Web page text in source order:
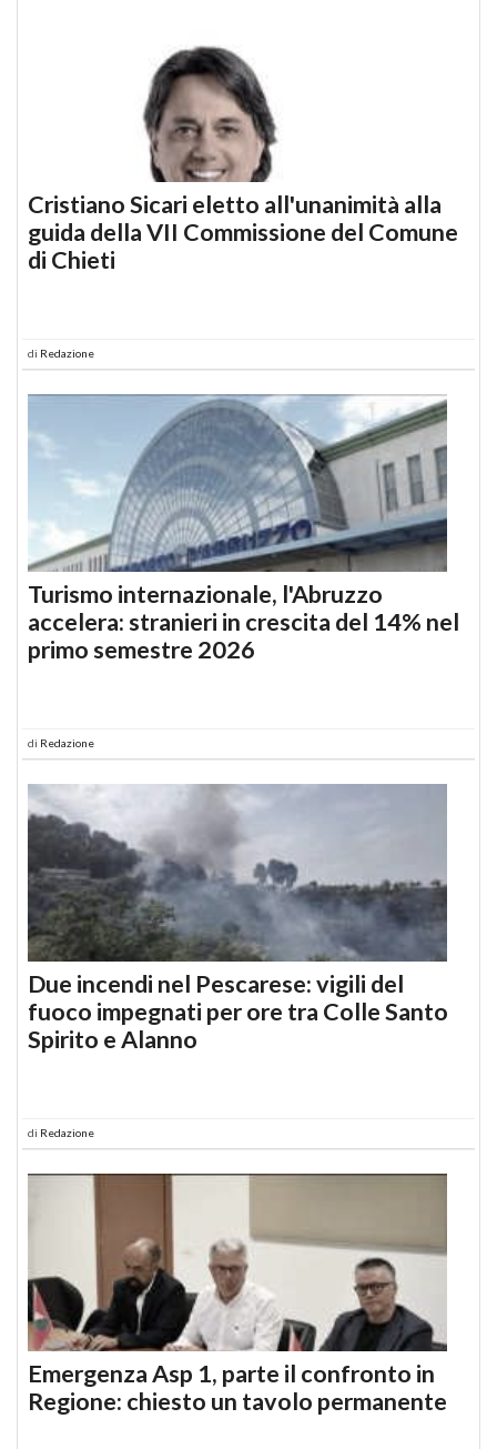
Cristiano Sicari eletto all'unanimità alla
guida della VII Commissione del Comune
di Chieti
di Redazione
Turismo internazionale, l'Abruzzo
accelera: stranieri in crescita del 14% nel
primo semestre 2026
di Redazione
Due incendi nel Pescarese: vigili del
fuoco impegnati per ore tra Colle Santo
Spirito e Alanno
di Redazione
Emergenza Asp 1, parte il confronto in
Regione: chiesto un tavolo permanente